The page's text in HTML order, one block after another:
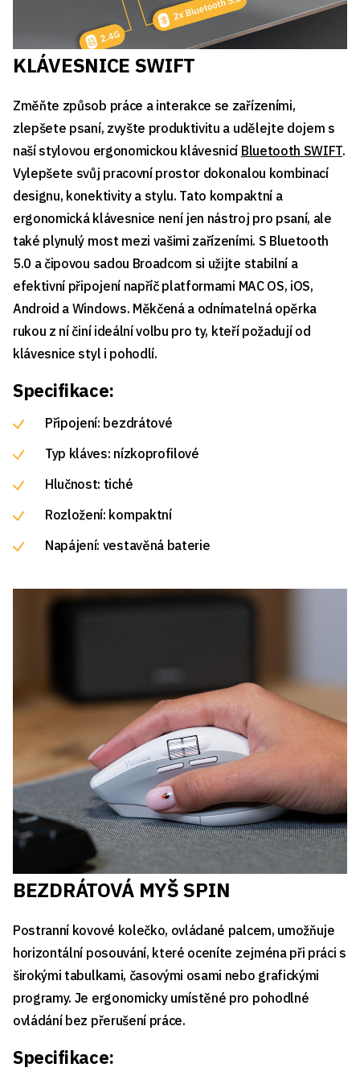
KLÁVESNICE SWIFT
Změňte způsob práce a interakce se zařízeními,
zlepšete psaní, zvyšte produktivitu a udělejte dojem s
naší stylovou ergonomickou klávesnicí Bluetooth SWIFT.
Vylepšete svůj pracovní prostor dokonalou kombinací
designu, konektivity a stylu. Tato kompaktní a
ergonomická klávesnice není jen nástroj pro psaní, ale
také plynulý most mezi vašimi zařízeními. S Bluetooth
5.0 a čipovou sadou Broadcom si užijte stabilní a
efektivní připojení napříč platformami MAC OS, iOS,
Android a Windows. Měkčená a odnímatelná opěrka
rukou z ní činí ideální volbu pro ty, kteří požadují od
klávesnice styl i pohodlí.
Specifikace:
Připojení: bezdrátové
Typ kláves: nízkoprofilové
Hlučnost: tiché
Rozložení: kompaktní
Napájení: vestavěná baterie
BEZDRÁTOVÁ MYŠ SPIN
Postranní kovové kolečko, ovládané palcem, umožňuje
horizontální posouvání, které oceníte zejména při práci s
širokými tabulkami, časovými osami nebo grafickými
programy. Je ergonomicky umístěné pro pohodlné
ovládání bez přerušení práce.
Specifikace: